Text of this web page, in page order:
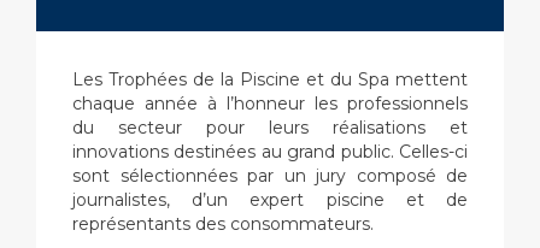
Les Trophées de la Piscine et du Spa mettent
chaque année à l’honneur les professionnels
du secteur pour leurs réalisations et
innovations destinées au grand public. Celles-ci
sont sélectionnées par un jury composé de
journalistes, d’un expert piscine et de
représentants des consommateurs.